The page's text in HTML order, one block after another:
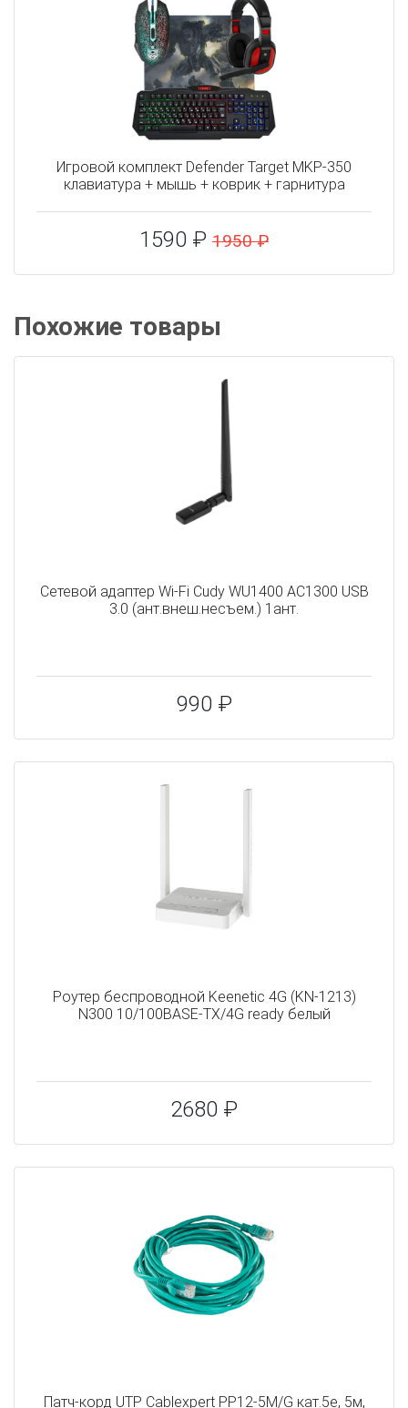
Игровой комплект Defender Target MKP-350
клавиатура + мышь + коврик + гарнитура
1590 ₽ 1950 ₽
Похожие товары
Сетевой адаптер Wi-Fi Cudy WU1400 AC1300 USB
3.0 (ант.внеш.несъем.) 1ант.
990 ₽
Роутер беспроводной Keenetic 4G (KN-1213)
N300 10/100BASE-TX/4G ready белый
2680 ₽
Патч-корд UTP Cablexpert PP12-5M/G кат.5e, 5м,